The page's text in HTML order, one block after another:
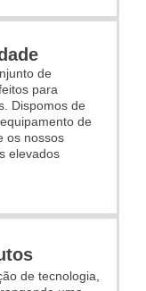
de
para
Dispomos de
de
os nossos
elevados
de tecnologia,